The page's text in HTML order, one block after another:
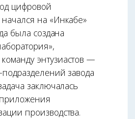
цифровой
на «Инкабе»
была создана
энтузиастов —
завода
заключалась
производства.